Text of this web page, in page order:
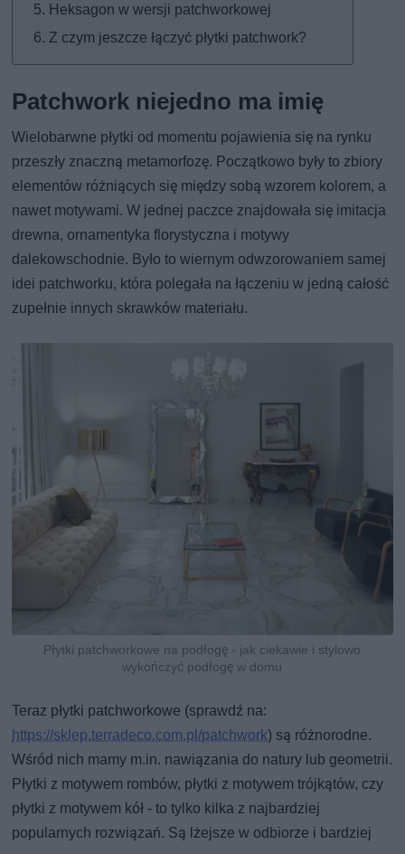
Heksagon w wersji patchworkowej
Z czym jeszcze łączyć płytki patchwork?
Patchwork niejedno ma imię
Wielobarwne płytki od momentu pojawienia się na rynku
przeszły znaczną metamorfozę. Początkowo były to zbiory
elementów różniących się między sobą wzorem kolorem, a
nawet motywami. W jednej paczce znajdowała się imitacja
drewna, ornamentyka florystyczna i motywy
dalekowschodnie. Było to wiernym odwzorowaniem samej
idei patchworku, która polegała na łączeniu w jedną całość
zupełnie innych skrawków materiału.
Płytki patchworkowe na podłogę - jak ciekawie i stylowo
wykończyć podłogę w domu
Teraz płytki patchworkowe (sprawdź na:
https://sklep.terradeco.com.pl/patchwork) są różnorodne.
Wśród nich mamy m.in. nawiązania do natury lub geometrii.
Płytki z motywem rombów, płytki z motywem trójkątów, czy
płytki z motywem kół - to tylko kilka z najbardziej
popularnych rozwiązań. Są lżejsze w odbiorze i bardziej